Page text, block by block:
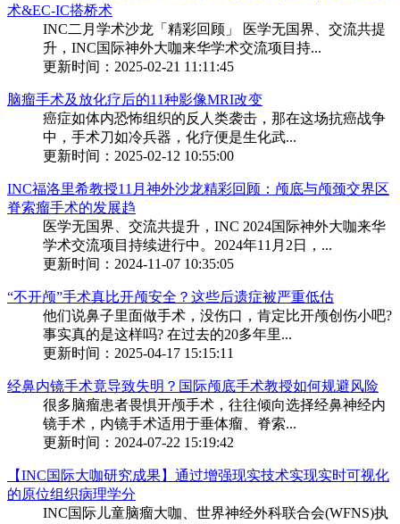
术&EC-IC搭桥术
INC二月学术沙龙「精彩回顾」 医学无国界、交流共提
升，INC国际神外大咖来华学术交流项目持...
更新时间：2025-02-21 11:11:45
脑瘤手术及放化疗后的11种影像MRI改变
癌症如体内恐怖组织的反人类袭击，那在这场抗癌战争
中，手术刀如冷兵器，化疗便是生化武...
更新时间：2025-02-12 10:55:00
INC福洛里希教授11月神外沙龙精彩回顾：颅底与颅颈交界区
脊索瘤手术的发展趋
医学无国界、交流共提升，INC 2024国际神外大咖来华
学术交流项目持续进行中。2024年11月2日，...
更新时间：2024-11-07 10:35:05
“不开颅”手术真比开颅安全？这些后遗症被严重低估
他们说鼻子里面做手术，没伤口，肯定比开颅创伤小吧?
事实真的是这样吗? 在过去的20多年里...
更新时间：2025-04-17 15:15:11
经鼻内镜手术竟导致失明？国际颅底手术教授如何规避风险
很多脑瘤患者畏惧开颅手术，往往倾向选择经鼻神经内
镜手术，内镜手术适用于垂体瘤、脊索...
更新时间：2024-07-22 15:19:42
【INC国际大咖研究成果】通过增强现实技术实现实时可视化
的原位组织病理学分
INC国际儿童脑瘤大咖、世界神经外科联合会(WFNS)执